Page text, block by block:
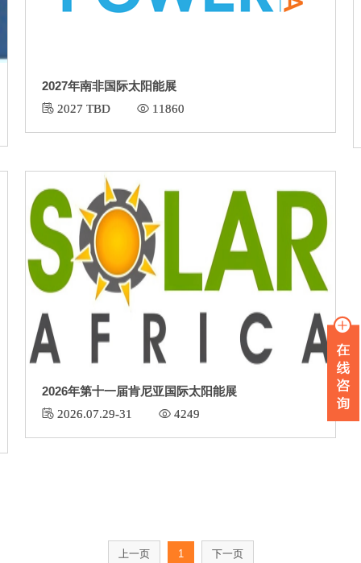
2027年南非国际太阳能展
 2027 TBD  11860
2026年第十一届肯尼亚国际太阳能展
 2026.07.29-31  4249
上一页 1 下一页